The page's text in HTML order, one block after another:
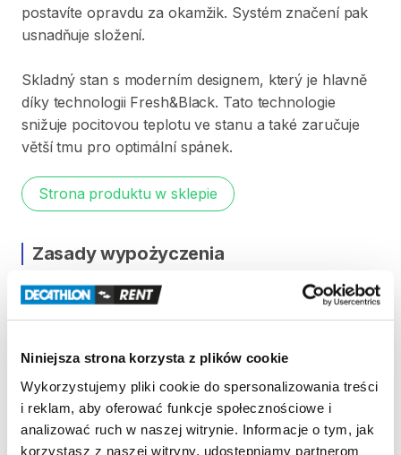
Niniejsza strona korzysta z plików cookie
Wykorzystujemy pliki cookie do spersonalizowania treści
i reklam, aby oferować funkcje społecznościowe i
analizować ruch w naszej witrynie. Informacje o tym, jak
korzystasz z naszej witryny, udostępniamy partnerom
postavíte opravdu za okamžik. Systém značení pak
usnadňuje složení.
Skladný stan s moderním designem​,​ který je hlavně
díky technologii Fresh&Black. Tato technologie
snižuje pocitovou teplotu ve stanu a také zaručuje
větší tmu pro optimální spánek.
Strona produktu w sklepie
Zasady wypożyczenia
REGULAMIN
KAUCJA
Pro vypůjčení produktu není vyžadována vratná či